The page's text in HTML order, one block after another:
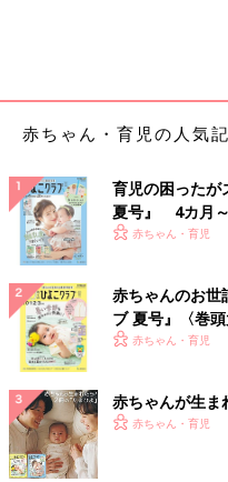
赤ちゃん・育児の人気
育児の困ったが
夏号』 4カ月～
いっぱい！
赤ちゃん・育児
赤ちゃんのお世
ブ 夏号』〈巻
く！ おっぱい
赤ちゃん・育児
赤ちゃんが生ま
赤ちゃん・育児